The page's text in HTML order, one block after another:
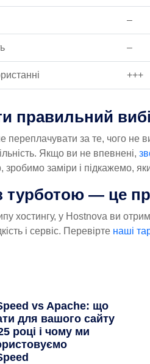
–
–
+++
правильний
за те, чого не
Якщо ви не впевнені,
зробимо заміри і підкажемо,
турботою — це
хостингу, у Hostnova ви
і сервіс. Перевірте наші
vs Apache: що
для вашого сайту
році і чому ми